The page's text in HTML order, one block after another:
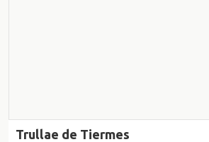
Trullae de Tiermes